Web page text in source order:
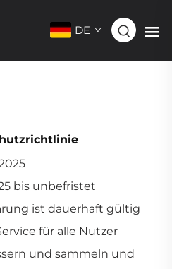
DE
bis unbefristet
ist dauerhaft gültig
für alle Nutzer
und sammeln und